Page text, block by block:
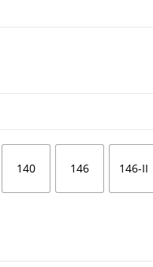
140 146 146-II